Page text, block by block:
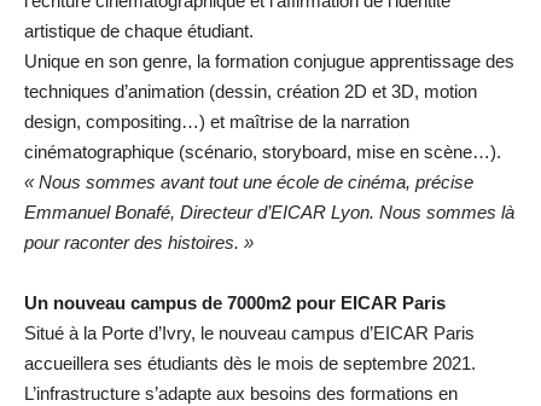
artistique de chaque étudiant.
Unique en son genre, la formation conjugue apprentissage des
techniques d’animation (dessin, création 2D et 3D, motion
design, compositing…) et maîtrise de la narration
cinématographique (scénario, storyboard, mise en scène…).
« Nous sommes avant tout une école de cinéma, précise
Emmanuel Bonafé, Directeur d’EICAR Lyon. Nous sommes là
pour raconter des histoires. »
Un nouveau campus de 7000m2 pour EICAR Paris
Situé à la Porte d’Ivry, le nouveau campus d’EICAR Paris
accueillera ses étudiants dès le mois de septembre 2021.
L’infrastructure s’adapte aux besoins des formations en